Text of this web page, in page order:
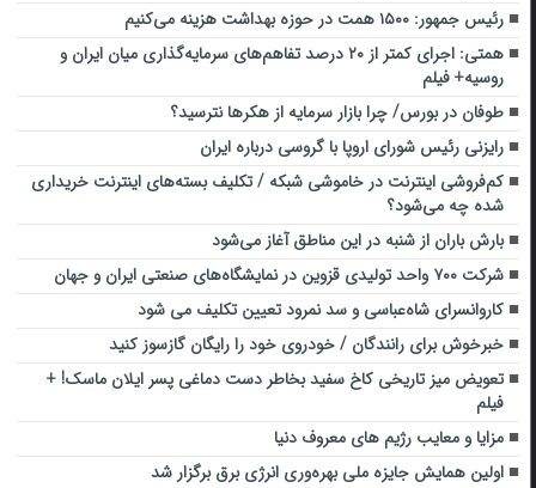
رئیس جمهور: ۱۵۰۰ همت در حوزه بهداشت هزینه می‌کنیم
همتی: اجرای کمتر از ۲۰ درصد تفاهم‌های سرمایه‌گذاری میان ایران و
روسیه+ فیلم
طوفان در بورس/ چرا بازار سرمایه از هکرها نترسید؟
رایزنی رئیس شورای اروپا با گروسی درباره ایران
کم‌فروشی اینترنت در خاموشی شبکه / تکلیف بسته‌های اینترنت خریداری
شده چه می‌شود؟
بارش باران از شنبه در این مناطق آغاز می‌شود
شرکت ۷۰۰ واحد تولیدی قزوین در نمایشگاه‌های صنعتی ایران و جهان
کاروانسرای شاه‌عباسی و سد نمرود تعیین تکلیف می شود
خبرخوش برای رانندگان / خودروی خود را رایگان گازسوز کنید
تعویض میز تاریخی کاخ سفید بخاطر دست دماغی پسر ایلان ماسک! +
فیلم
مزایا و معایب رژیم‌ های معروف دنیا
اولین همایش جایزه ملی بهره‌وری انرژی برق برگزار شد